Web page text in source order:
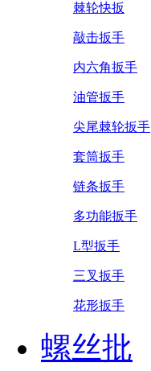
棘轮快扳
敲击扳手
内六角扳手
油管扳手
尖尾棘轮扳手
套筒扳手
链条扳手
多功能扳手
L型扳手
三叉扳手
花形扳手
螺丝批